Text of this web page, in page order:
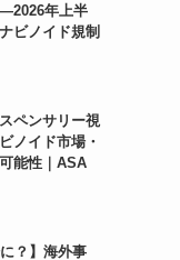
年上半
ビノイド規制
ペンサリー視
ノイド市場・
能性｜ASA
？】海外事